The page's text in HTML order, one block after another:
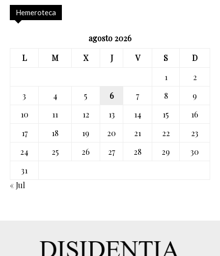
Hemeroteca
agosto 2026
L
M X J V S
D
1
2
3
4 5 6 7 8
9
10
11 12 13 14 15
16
17
18 19 20 21 22
23
24
25 26 27 28 29
30
31
« Jul